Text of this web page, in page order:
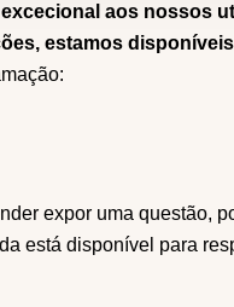
aos nossos
estamos
expor uma questão,
está disponível para